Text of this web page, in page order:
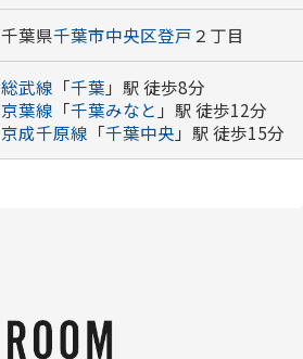
千葉県千葉市中央区登戸 ２丁目
総武線 「千葉 」駅 徒歩8分
京葉線 「千葉みなと 」駅 徒歩12分
京成千原線 「千葉中央 」駅 徒歩15分